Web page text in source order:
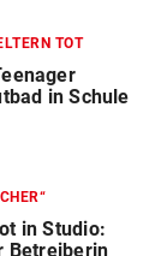
TOT
in Schule
in Studio:
Betreiberin